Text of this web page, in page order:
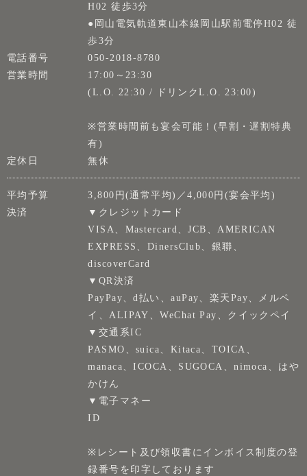
H02 徒歩3分
●岡山電気軌道東山本線岡山駅前電停H02 徒
歩3分
電話番号
050-2018-8780
営業時間
17:00～23:30
(L.O. 22:30 / ドリンクL.O. 23:00)
※営業時間前も宴会可能！(早割・遅割特典
有)
定休日
無休
平均予算
3,800円(通常平均)／4,000円(宴会平均)
決済
▼クレジットカード
VISA、Mastercard、JCB、AMERICAN
EXPRESS、DinersClub、銀聯、
discoverCard
▼QR決済
PayPay、d払い、auPay、楽天Pay、メルペ
イ、ALIPAY、WeChat Pay、クイックペイ
▼交通系IC
PASMO、suica、Kitaca、TOICA、
manaca、ICOCA、SUGOCA、nimoca、はや
かけん
▼電子マネー
ID
※レシート及び領収書にインボイス制度の登
録番号を印字しております